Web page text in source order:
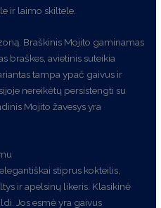
ir laimo skiltele.
Braškinis Mojito gaminamas
braškes, avietinis suteikia
tampa ypač gaivus ir
nereikėtų persistengti su
Mojito žavesys yra
stiprus kokteilis,
ir apelsinų likeris. Klasikinė
Jos esmė yra gaivus